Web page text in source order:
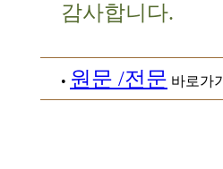
감사합니다.
• 원문 /전문 바로가기